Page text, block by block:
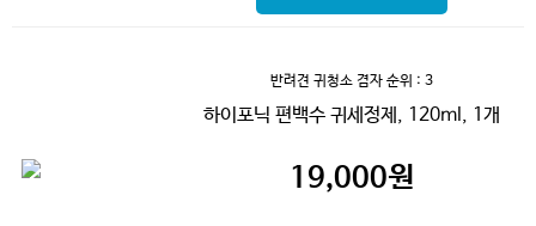
반려견 귀청소 겸자 순위 : 3
하이포닉 편백수 귀세정제, 120ml, 1개
19,000원